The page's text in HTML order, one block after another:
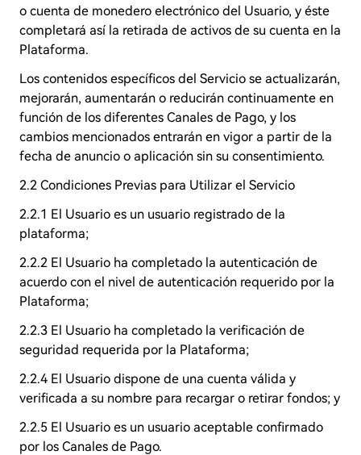
o cuenta de monedero electrónico del Usuario, y éste
completará así la retirada de activos de su cuenta en la
Plataforma.
Los contenidos específicos del Servicio se actualizarán,
mejorarán, aumentarán o reducirán continuamente en
función de los diferentes Canales de Pago, y los
cambios mencionados entrarán en vigor a partir de la
fecha de anuncio o aplicación sin su consentimiento.
2.2 Condiciones Previas para Utilizar el Servicio
2.2.1 El Usuario es un usuario registrado de la
plataforma;
2.2.2 El Usuario ha completado la autenticación de
acuerdo con el nivel de autenticación requerido por la
Plataforma;
2.2.3 El Usuario ha completado la verificación de
seguridad requerida por la Plataforma;
2.2.4 El Usuario dispone de una cuenta válida y
verificada a su nombre para recargar o retirar fondos; y
2.2.5 El Usuario es un usuario aceptable confirmado
por los Canales de Pago.